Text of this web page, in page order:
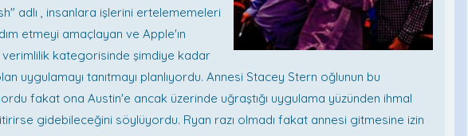
adlı , insanlara işlerini ertelememeleri
etmeyi amaçlayan ve Apple'ın
kategorisinde şimdiye kadar
uygulamayı tanıtmayı planlıyordu. Annesi Stacey Stern oğlunun bu
fakat ona Austin'e ancak üzerinde uğraştığı uygulama yüzünden ihmal
gidebileceğini söylüyordu. Ryan razı olmadı fakat annesi gitmesine izin